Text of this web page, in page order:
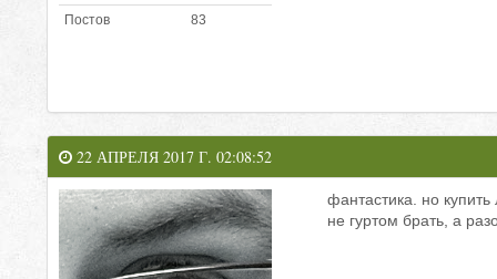
Постов
83
22 АПРЕЛЯ 2017 Г. 02:08:52
фантастика. но купить
не гуртом брать, а